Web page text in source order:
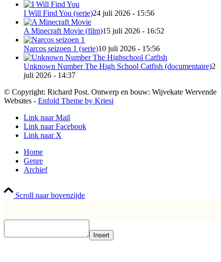
I Will Find You (serie)24 juli 2026 - 15:56
A Minecraft Movie (film)15 juli 2026 - 16:52
Narcos seizoen 1 (serie)10 juli 2026 - 15:56
Unknown Number The High School Catfish (documentaire)2
juli 2026 - 14:37
© Copyright: Richard Post. Ontwerp en bouw: Wijvekate Wervende
Websites - Enfold Theme by Kriesi
Link naar Mail
Link naar Facebook
Link naar X
Home
Genre
Archief
Scroll naar bovenzijde
Insert